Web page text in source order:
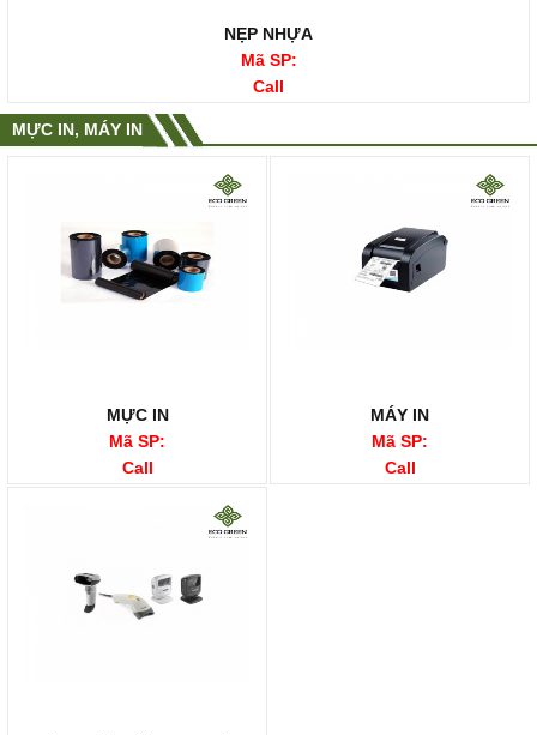
NẸP NHỰA
Mã SP:
Call
MỰC IN, MÁY IN
MỰC IN
Mã SP:
Call
MÁY IN
Mã SP:
Call